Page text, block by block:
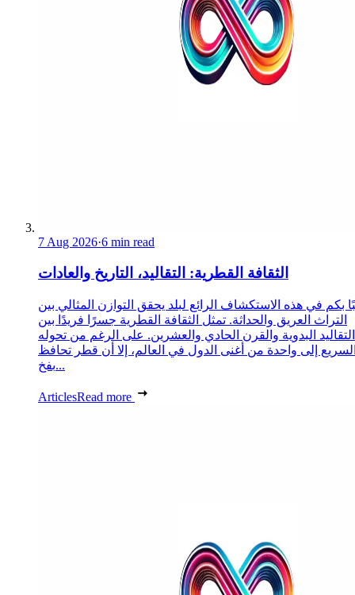
7 Aug 2026·6 min read
الثقافة القطرية: التقاليد، التاريخ والعادات
بكم في هذه الاستكشاف الرائع لبلد يحقق التوازن المثالي بين
التراث العريق والحداثة. تمثل الثقافة القطرية جسرًا فريدًا بين
التقاليد البدوية والقرن الحادي والعشرين. على الرغم من تحوله
إلى واحدة من أغنى الدول في العالم، إلا أن قطر تحافظ
بفخ...
ArticlesRead more